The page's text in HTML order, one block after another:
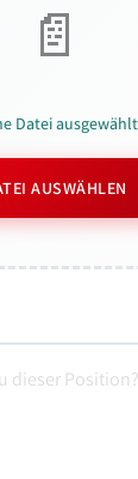
Datei ausgewählt
AUSWÄHLEN